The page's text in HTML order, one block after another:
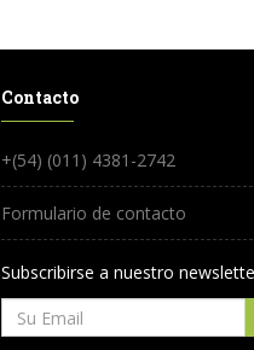
Contacto
+(54) (011) 4381-2742
Formulario de contacto
Subscribirse a nuestro